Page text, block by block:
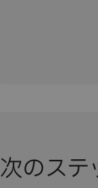
次のステ